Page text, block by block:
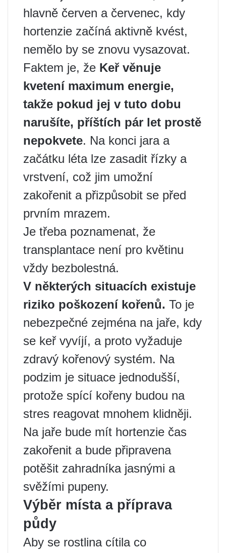
hlavně červen a červenec, kdy
hortenzie začíná aktivně kvést,
nemělo by se znovu vysazovat.
Faktem je, že Keř věnuje
kvetení maximum energie,
takže pokud jej v tuto dobu
narušíte, příštích pár let prostě
nepokvete. Na konci jara a
začátku léta lze zasadit řízky a
vrstvení, což jim umožní
zakořenit a přizpůsobit se před
prvním mrazem.
Je třeba poznamenat, že
transplantace není pro květinu
vždy bezbolestná.
V některých situacích existuje
riziko poškození kořenů. To je
nebezpečné zejména na jaře, kdy
se keř vyvíjí, a proto vyžaduje
zdravý kořenový systém. Na
podzim je situace jednodušší,
protože spící kořeny budou na
stres reagovat mnohem klidněji.
Na jaře bude mít hortenzie čas
zakořenit a bude připravena
potěšit zahradníka jasnými a
svěžími pupeny.
Výběr místa a příprava
půdy
Aby se rostlina cítila co